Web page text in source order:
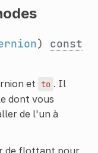
) const
et to . Il
dont vous
de l'un à
de flottant pour